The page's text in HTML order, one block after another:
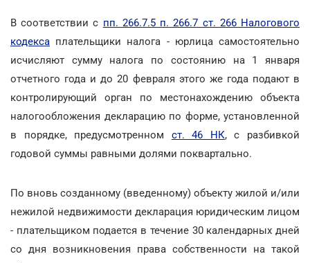
В соответствии с пп. 266.7.5 п. 266.7 ст. 266 Налогового
кодекса плательщики налога - юрлица самостоятельно
исчисляют сумму налога по состоянию на 1 января
отчетного года и до 20 февраля этого же года подают в
контролирующий орган по местонахождению объекта
налогообложения декларацию по форме, установленной
в порядке, предусмотренном ст. 46 НК, с разбивкой
годовой суммы равными долями поквартально.
По вновь созданному (введенному) объекту жилой и/или
нежилой недвижимости декларация юридическим лицом
- плательщиком подается в течение 30 календарных дней
со дня возникновения права собственности на такой